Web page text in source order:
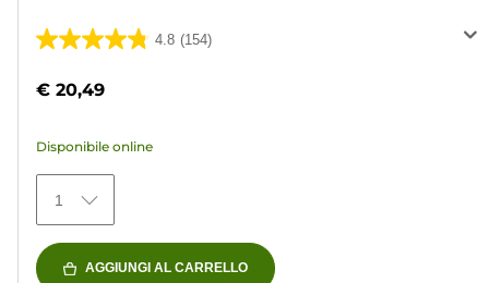
4.8 (154)
4.8
5
154
recensioni
€ 20,49
Disponibile online
1
AGGIUNGI AL CARRELLO